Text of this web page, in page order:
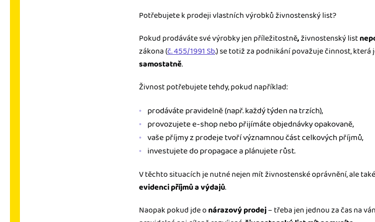
Potřebujete k prodeji vlastních výrobků živnostenský list?
Pokud prodáváte své výrobky jen příležitostně,živnostenský list
zákona (č. 455/1991 Sb.) se totiž za podnikání považuje činnost, která
samostatně.
Živnost potřebujete tehdy, pokud například:
prodáváte pravidelně (např. každý týden na trzích),
provozujete e-shop nebo přijímáte objednávky opakovaně,
vaše příjmy z prodeje tvoří významnou část celkových příjmů,
investujete do propagace a plánujete růst.
V těchto situacích je nutné nejen mít živnostenské oprávnění, ale
evidenci příjmů a výdajů.
Naopak pokud jde onárazový prodej– třeba jen jednou za čas na